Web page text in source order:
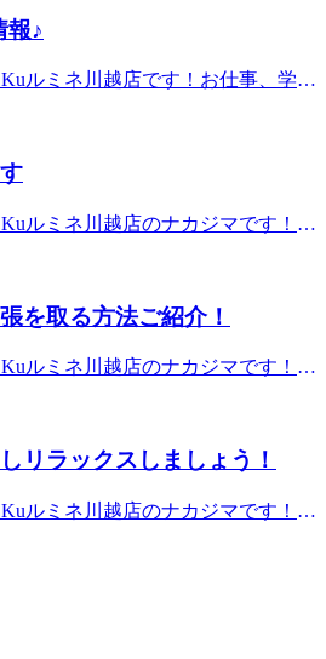
ジタルメッセージカードも添えら
くて言えない感謝の気持ちもバッ
フトの購入方法はとってもカンタ
選んで、クレジットカードで決済
す）【eギフトのご購入はこちら
ませんか？6月28日（日）までの2
ぜひこの機会をお見逃しなくチェ
皆様のご利用、そして大切な方
心よりお待ちしております！ 埼
ルミネ川越1階【営業時間】10:00
アクセス】東武東上線/JR川越線 川
やりすぎると痛みが出ます※軽い
は疲れやすく固まりやすいので毎
しましょう♩皆様のご来店、心よ
～21:00(最終受付20:20)【アクセ
ります!
背になりやすい方かも知れませ
膝裏、お尻の筋肉は腰から大腿部
い、背骨が全体的に丸まるように
間続くと肩や背中、腰が疲れてく
レッチをしましょう！ 「もも裏
の前後に椅子に座り自分の姿勢や
感覚を確認してもらうと変化が分
股関節を約90度にしてゆっくり膝
力を抜き膝を曲げます4この運動
ると思います。※骨盤腰が浮き過ぎ
。皆様のご来店、心よりお待ちし
脇田本町39-19 ルミネ川越1階
最終受付20:30)【アクセス】東武
札出て左、スターバックス手前の
!
報♪
ルミネ川越店です！お仕事、学業
23（水）の空き情報♪10：30～
マ、クニタ、ムロイ皆様のご来
ます！埼玉県川越市脇田本町39-
JR川越線 川越駅改札出て左、スタ
りるとあります!
ルミネ川越店のナカジマです！お
す。身体だけリラックスすれば良
みやストレスが多い現代社会では
思います。私は国立科学博物館で
れ魅入ってしまいました。様々な
も海に行き砂浜で貝を探したい気
。その時悩み、不安が取り除かれ
分でした。また自然の美しさを感
、スタッフ一同心からお待ちして
受付20:30)【アクセス】東武東上
を取る方法ご紹介！
ルミネ川越店のナカジマです！お
から寒気を感じ力がグッと入って
態が続き疲れの原因になることも
ずっと同じ姿勢のまま力を入れて
さらに体温も上がり寒さを防ぐ事
んぶん回すと手先に血液が行き手
防ぎます。この方法はプロの登山
です。腕を振り回すので周りには
皆様のご来店、スタッフ一同心か
玉県川越市脇田本町39-19 ルミネ
リラックスしましょう！
ルミネ川越店のナカジマです！お
いますか？ずっと緊張状態だと身
。身体に力が入ったり同じ姿勢、
優位になり血管収縮で血行が悪く
に帰ってお風呂はシャワーだけで